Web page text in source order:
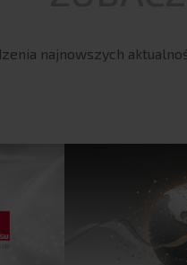
najnowszych